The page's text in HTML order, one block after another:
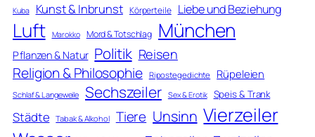
Kuba Kunst & Inbrunst Körperteile Liebe und Beziehung
Luft Marokko Mord & Totschlag München
Pflanzen & Natur Politik Reisen
Religion & Philosophie Ripostegedichte Rüpeleien
Schlaf & Langeweile Sechszeiler Sex & Erotik Speis & Trank
Städte Tabak & Alkohol Tiere Unsinn Vierzeiler